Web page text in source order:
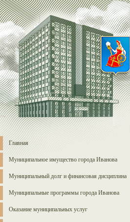
Главная
Муниципальное имущество города Иванова
Муниципальный долг и финансовая дисциплина
Муниципальные программы города Иванова
Оказание муниципальных услуг